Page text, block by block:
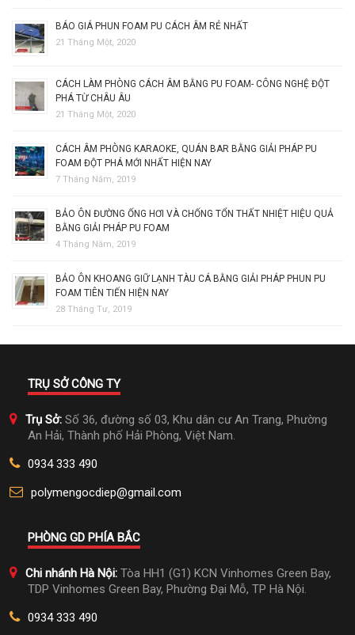
BÁO GIÁ PHUN FOAM PU CÁCH ÂM RẺ NHẤT
21 Tháng Một, 2020
CÁCH LÀM PHÒNG CÁCH ÂM BẰNG PU FOAM- CÔNG NGHỆ ĐỘT
PHÁ TỪ CHÂU ÂU
21 Tháng Một, 2020
CÁCH ÂM PHÒNG KARAOKE, QUÁN BAR BẰNG GIẢI PHÁP PU
FOAM ĐỘT PHÁ MỚI NHẤT HIỆN NAY
7 Tháng Năm, 2019
BẢO ÔN ĐƯỜNG ỐNG HƠI VÀ CHỐNG TỔN THẤT NHIỆT HIỆU QUẢ
BẰNG GIẢI PHÁP PU FOAM
4 Tháng Năm, 2019
BẢO ÔN KHOANG GIỮ LẠNH TÀU CÁ BẰNG GIẢI PHÁP PHUN PU
FOAM TIÊN TIẾN HIỆN NAY
28 Tháng Tư, 2019
TRỤ SỞ CÔNG TY
Trụ Sở:Số 36, đường số 03, Khu dân cư An Trang, Phường
An Hải, Thành phố Hải Phòng, Việt Nam.
0934 333 490
polymengocdiep@gmail.com
PHÒNG GD PHÍA BẮC
Chi nhánh Hà Nội: Tòa HH1 (G1) KCN Vinhomes Green Bay,
TDP Vinhomes Green Bay, Phường Đại Mỗ, TP Hà Nội.
0934 333 490